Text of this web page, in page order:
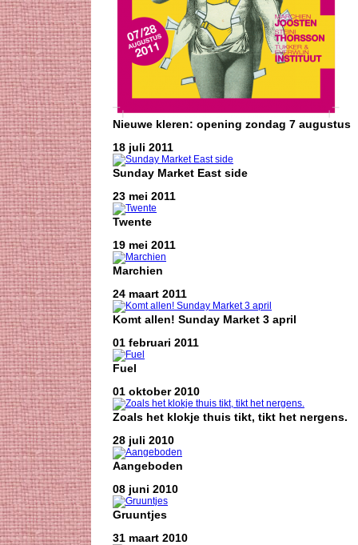
Nieuwe kleren: opening zondag 7 augustus
18 juli 2011
Sunday Market East side
23 mei 2011
Twente
19 mei 2011
Marchien
24 maart 2011
Komt allen! Sunday Market 3 april
01 februari 2011
Fuel
01 oktober 2010
Zoals het klokje thuis tikt, tikt het nergens.
28 juli 2010
Aangeboden
08 juni 2010
Gruuntjes
31 maart 2010